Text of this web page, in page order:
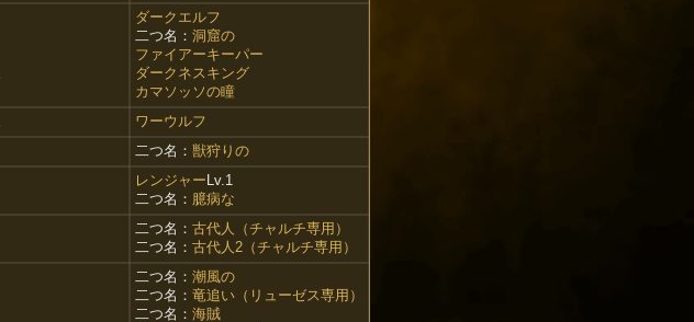
ダークエルフ
二つ名： 洞窟の
ファイアーキーパー
ダークネスキング
カマソッソの瞳
ワーウルフ
二つ名： 獣狩りの
レンジャー Lv.1
二つ名： 臆病な
二つ名： 古代人（チャルチ専用）
二つ名： 古代人2（チャルチ専用）
二つ名： 潮風の
二つ名： 竜追い（リューゼス専用）
二つ名： 海賊